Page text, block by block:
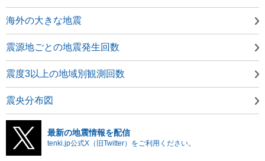
海外の大きな地震
震源地ごとの地震発生回数
震度3以上の地域別観測回数
震央分布図
最新の地震情報を配信
tenki.jp公式X（旧Twitter）をご利用ください。